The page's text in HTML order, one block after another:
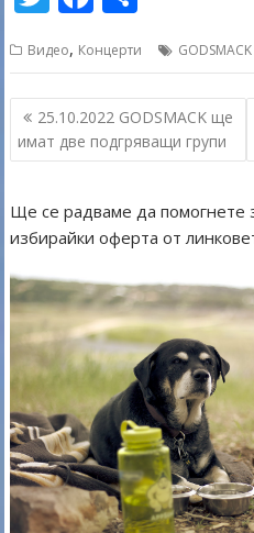
w
itt
er
ac
e
b
o
o
k
ar
e
Видео, Концерти GODSMACK
Навигация
25.10.2022 GODSMACK ще
имат две подгряващи групи
Ще се радваме да помогнете
избирайки оферта от